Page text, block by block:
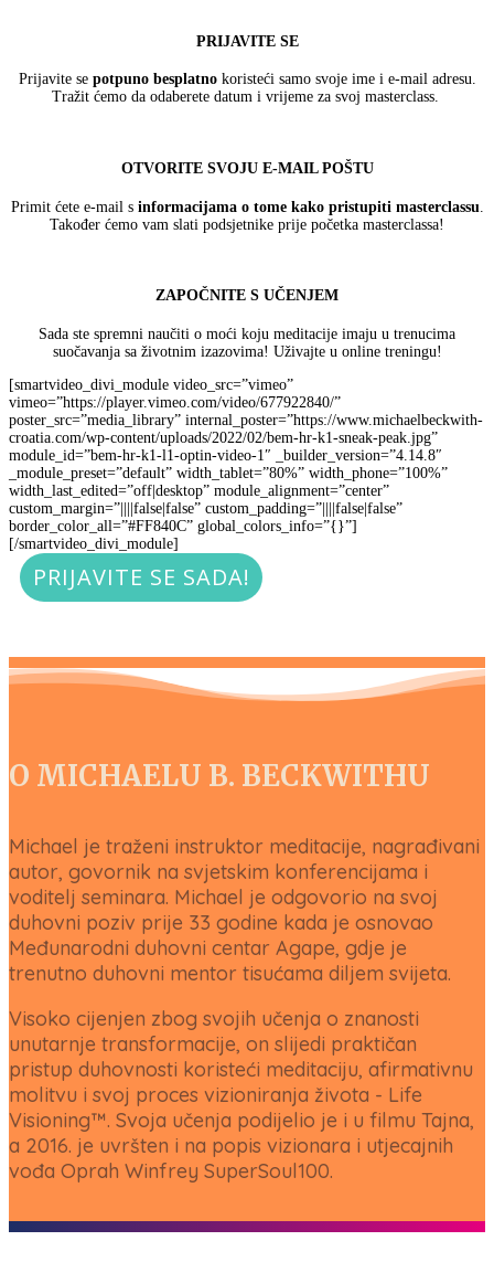
PRIJAVITE SE
Prijavite se potpuno besplatnokoristeći samo svoje ime i e-mail adresu.
Tražit ćemo da odaberete datum i vrijeme za svoj masterclass.
OTVORITE SVOJU E-MAIL POŠTU
Primit ćete e-mail s informacijama o tome kako pristupiti masterclassu
Također ćemo vam slati podsjetnike prije početka masterclassa!
ZAPOČNITE S UČENJEM
Sada ste spremni naučiti o moći koju meditacije imaju u trenucima
suočavanja sa životnim izazovima! Uživajte u online treningu!
[smartvideo_divi_module video_src=”vimeo”
vimeo=”https://player.vimeo.com/video/677922840/”
poster_src=”media_library” internal_poster=”https://www.michaelbeckwith-
croatia.com/wp-content/uploads/2022/02/bem-hr-k1-sneak-peak.jpg”
module_id=”bem-hr-k1-l1-optin-video-1″ _builder_version=”4.14.8″
_module_preset=”default” width_tablet=”80%” width_phone=”100%”
width_last_edited=”off|desktop” module_alignment=”center”
custom_margin=”||||false|false” custom_padding=”||||false|false”
border_color_all=”#FF840C” global_colors_info=”{}”]
[/smartvideo_divi_module]
PRIJAVITE SE SADA!
O MICHAELU B. BECKWITHU
Michael je traženi instruktor meditacije, nagrađivani
autor, govornik na svjetskim konferencijama i
voditelj seminara. Michael je odgovorio na svoj
duhovni poziv prije 33 godine kada je osnovao
Međunarodni duhovni centar Agape, gdje je
trenutno duhovni mentor tisućama diljem svijeta.
Visoko cijenjen zbog svojih učenja o znanosti
unutarnje transformacije, on slijedi praktičan
pristup duhovnosti koristeći meditaciju, afirmativnu
molitvu i svoj proces vizioniranja života - Life
Visioning™. Svoja učenja podijelio je i u filmu Tajna,
a 2016. je uvršten i na popis vizionara i utjecajnih
vođa Oprah Winfrey SuperSoul100.